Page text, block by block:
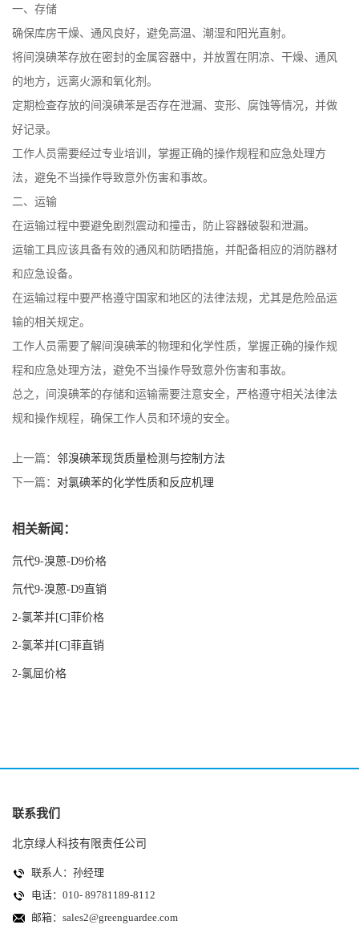
一、存储
确保库房干燥、通风良好，避免高温、潮湿和阳光直射。
将间溴碘苯存放在密封的金属容器中，并放置在阴凉、干燥、通风
的地方，远离火源和氧化剂。
定期检查存放的间溴碘苯是否存在泄漏、变形、腐蚀等情况，并做
好记录。
工作人员需要经过专业培训，掌握正确的操作规程和应急处理方
法，避免不当操作导致意外伤害和事故。
二、运输
在运输过程中要避免剧烈震动和撞击，防止容器破裂和泄漏。
运输工具应该具备有效的通风和防晒措施，并配备相应的消防器材
和应急设备。
在运输过程中要严格遵守国家和地区的法律法规，尤其是危险品运
输的相关规定。
工作人员需要了解间溴碘苯的物理和化学性质，掌握正确的操作规
程和应急处理方法，避免不当操作导致意外伤害和事故。
总之，间溴碘苯的存储和运输需要注意安全，严格遵守相关法律法
规和操作规程，确保工作人员和环境的安全。
上一篇： 邻溴碘苯现货质量检测与控制方法
下一篇： 对氯碘苯的化学性质和反应机理
相关新闻：
氘代9-溴蒽-D9价格
氘代9-溴蒽-D9直销
2-氯苯并[C]菲价格
2-氯苯并[C]菲直销
2-氯屈价格
联系我们
北京绿人科技有限责任公司
联系人：孙经理
电话：010- 89781189-8112
邮箱： sales2@greenguardee.com